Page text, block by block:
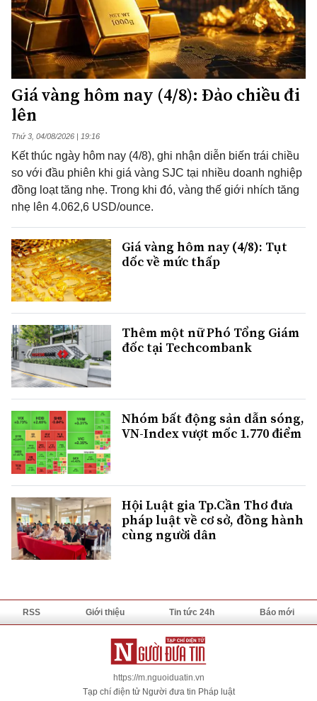
Giá vàng hôm nay (4/8): Đảo chiều đi
lên
Thứ 3, 04/08/2026 | 19:16
Kết thúc ngày hôm nay (4/8), ghi nhận diễn biến trái chiều
so với đầu phiên khi giá vàng SJC tại nhiều doanh nghiệp
đồng loạt tăng nhẹ. Trong khi đó, vàng thế giới nhích tăng
nhẹ lên 4.062,6 USD/ounce.
Giá vàng hôm nay (4/8): Tụt
dốc về mức thấp
Thêm một nữ Phó Tổng Giám
đốc tại Techcombank
Nhóm bất động sản dẫn sóng,
VN-Index vượt mốc 1.770 điểm
Hội Luật gia Tp.Cần Thơ đưa
pháp luật về cơ sở, đồng hành
cùng người dân
RSS Giới thiệu Tin tức 24h Báo mới
https://m.nguoiduatin.vn
Tạp chí điện tử Người đưa tin Pháp luật